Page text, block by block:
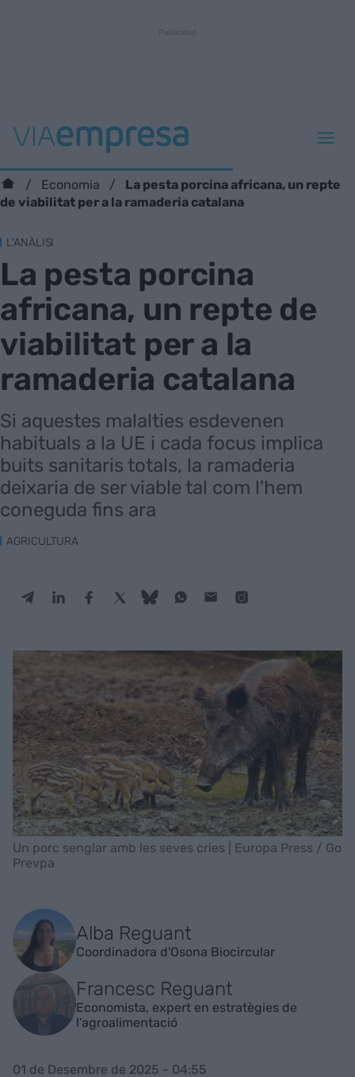
Economia
La pesta porcina africana, un repte
de viabilitat per a la ramaderia catalana
L'ANÀLISI
La pesta porcina
africana, un repte de
viabilitat per a la
ramaderia catalana
Si aquestes malalties esdevenen
habituals a la UE i cada focus implica
buits sanitaris totals, la ramaderia
deixaria de ser viable tal com l'hem
coneguda fins ara
AGRICULTURA
Un porc senglar amb les seves cries | Europa Press / Go
Prevpa
Alba Reguant
Coordinadora d'Osona Biocircular
Francesc Reguant
Economista, expert en estratègies de
l’agroalimentació
01 de Desembre de 2025 - 04:55